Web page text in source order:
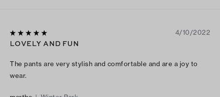
4/10/2022
LOVELY AND FUN
The pants are very stylish and comfortable and are a joy to
wear.